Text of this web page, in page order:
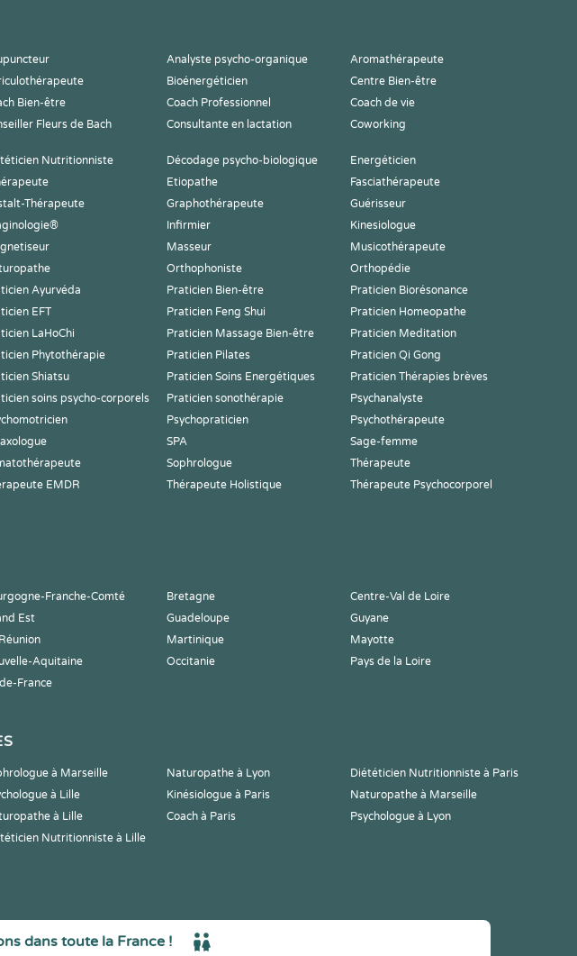
Analyste psycho-organique
Aromathérapeute
Bioénergéticien
Centre Bien-être
Bien-être Coach Professionnel
Coach de vie
Fleurs de Bach Consultante en lactation Coworking
Nutritionniste Décodage psycho-biologique
Energéticien
Etiopathe
Fasciathérapeute
Thérapeute Graphothérapeute
Guérisseur
Infirmier
Kinesiologue
Masseur
Musicothérapeute
Orthophoniste
Orthopédie
Ayurvéda Praticien Bien-être
Praticien Biorésonance
EFT Praticien Feng Shui
Praticien Homeopathe
LaHoChi Praticien Massage Bien-être
Praticien Meditation
Phytothérapie Praticien Pilates
Praticien Qi Gong
Shiatsu Praticien Soins Energétiques
Praticien Thérapies brèves
soins psycho-corporels Praticien sonothérapie
Psychanalyste
Psychopraticien
Psychothérapeute
SPA
Sage-femme
Sophrologue
Thérapeute
EMDR Thérapeute Holistique
Thérapeute Psychocorporel
Franche-Comté Bretagne
Centre-Val de Loire
Est Guadeloupe
Guyane
Martinique
Mayotte
Aquitaine Occitanie
Pays de la Loire
France
à Marseille Naturopathe à Lyon
Diététicien Nutritionniste à Paris
à Lille Kinésiologue à Paris
Naturopathe à Marseille
à Lille Coach à Paris
Psychologue à Lyon
Nutritionniste à Lille
dans toute la France !